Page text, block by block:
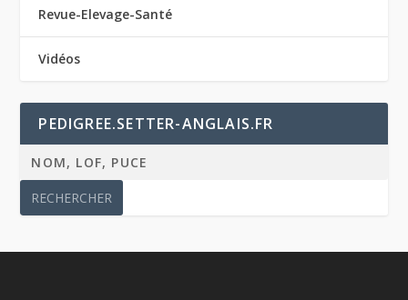
Revue-Elevage-Santé
Vidéos
PEDIGREE.SETTER-ANGLAIS.FR